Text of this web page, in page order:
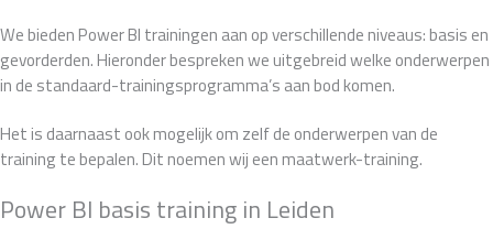
We bieden Power BI trainingen aan op verschillende niveaus: basis en
gevorderden. Hieronder bespreken we uitgebreid welke onderwerpen
in de standaard-trainingsprogramma’s aan bod komen.
Het is daarnaast ook mogelijk om zelf de onderwerpen van de
training te bepalen. Dit noemen wij een maatwerk-training.
Power BI basis training in Leiden